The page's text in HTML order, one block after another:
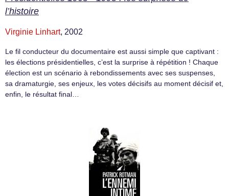
l’histoire
Virginie Linhart, 2002
Le fil conducteur du documentaire est aussi simple que captivant :
les élections présidentielles, c’est la surprise à répétition ! Chaque
élection est un scénario à rebondissements avec ses suspenses,
sa dramaturgie, ses enjeux, les votes décisifs au moment décisif et,
enfin, le résultat final…